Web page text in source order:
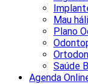
Mau
Plano
Saúde
Agenda